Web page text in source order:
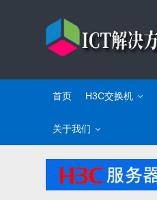
首页 H3C交换机
关于我们